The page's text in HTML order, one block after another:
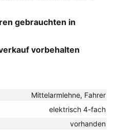
gebrauchten in
vorbehalten
Mittelarmlehne, Fahrer
elektrisch 4-fach
vorhanden